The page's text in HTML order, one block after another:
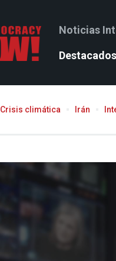
Noticias
Destacados
Crisis climática Irán